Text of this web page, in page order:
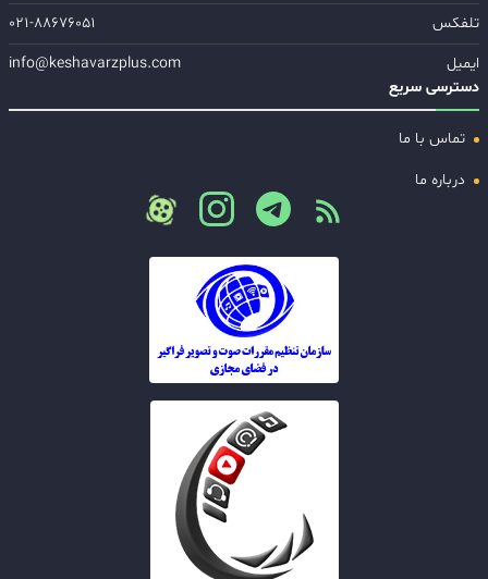
تلفکس
۰۲۱-۸۸۶۷۶۰۵۱
ایمیل
info@keshavarzplus.com
دسترسی سریع
تماس با ما
درباره ما